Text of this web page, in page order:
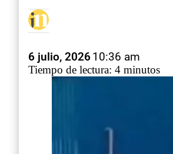
6 julio, 202610:36 am
Tiempo de lectura: 4 minutos